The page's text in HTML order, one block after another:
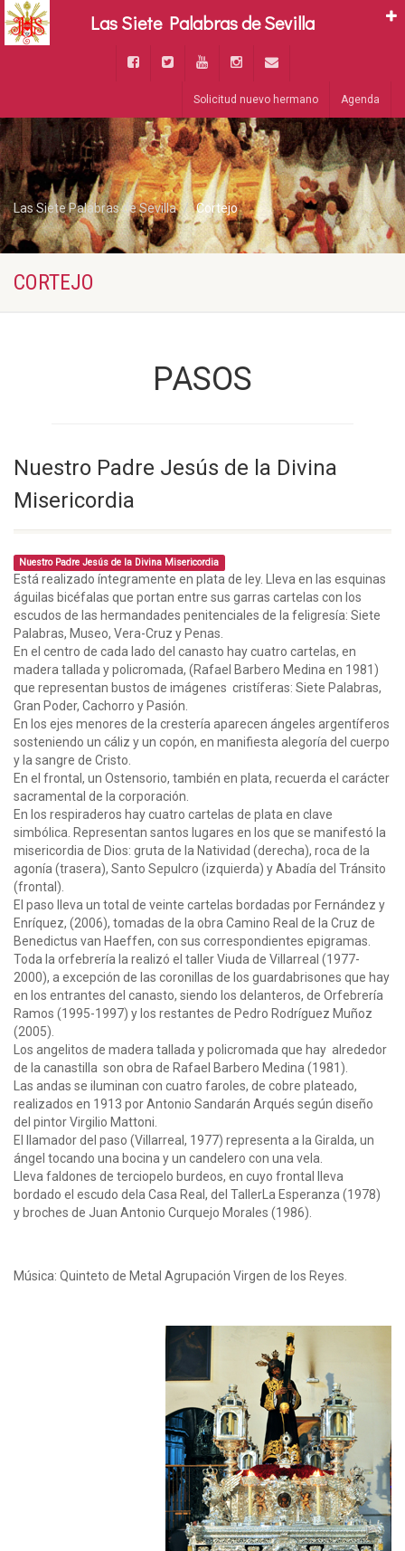
Solicitud nuevo hermano Agenda
Las Siete Palabras de Sevilla Cortejo
CORTEJO
PASOS
Nuestro Padre Jesús de la Divina
Misericordia
Nuestro Padre Jesús de la Divina Misericordia
Está realizado íntegramente en plata de ley. Lleva en las esquinas
águilas bicéfalas que portan entre sus garras cartelas con los
escudos de las hermandades penitenciales de la feligresía: Siete
Palabras, Museo, Vera-Cruz y Penas.
En el centro de cada lado del canasto hay cuatro cartelas, en
madera tallada y policromada, (Rafael Barbero Medina en 1981)
que representan bustos de imágenes cristíferas: Siete Palabras,
Gran Poder, Cachorro y Pasión.
En los ejes menores de la crestería aparecen ángeles argentíferos
sosteniendo un cáliz y un copón, en manifiesta alegoría del cuerpo
y la sangre de Cristo.
En el frontal, un Ostensorio, también en plata, recuerda el carácter
sacramental de la corporación.
En los respiraderos hay cuatro cartelas de plata en clave
simbólica. Representan santos lugares en los que se manifestó la
misericordia de Dios: gruta de la Natividad (derecha), roca de la
agonía (trasera), Santo Sepulcro (izquierda) y Abadía del Tránsito
(frontal).
El paso lleva un total de veinte cartelas bordadas por Fernández y
Enríquez, (2006), tomadas de la obra Camino Real de la Cruz de
Benedictus van Haeffen, con sus correspondientes epigramas.
Toda la orfebrería la realizó el taller Viuda de Villarreal (1977-
2000), a excepción de las coronillas de los guardabrisones que hay
en los entrantes del canasto, siendo los delanteros, de Orfebrería
Ramos (1995-1997) y los restantes de Pedro Rodríguez Muñoz
(2005).
Los angelitos de madera tallada y policromada que hay alrededor
de la canastilla son obra de Rafael Barbero Medina (1981).
Las andas se iluminan con cuatro faroles, de cobre plateado,
realizados en 1913 por Antonio Sandarán Arqués según diseño
del pintor Virgilio Mattoni.
El llamador del paso (Villarreal, 1977) representa a la Giralda, un
ángel tocando una bocina y un candelero con una vela.
Lleva faldones de terciopelo burdeos, en cuyo frontal lleva
bordado el escudo dela Casa Real, del TallerLa Esperanza (1978)
y broches de Juan Antonio Curquejo Morales (1986).
Música: Quinteto de Metal Agrupación Virgen de los Reyes.
Las Siete Palabras de Sevilla